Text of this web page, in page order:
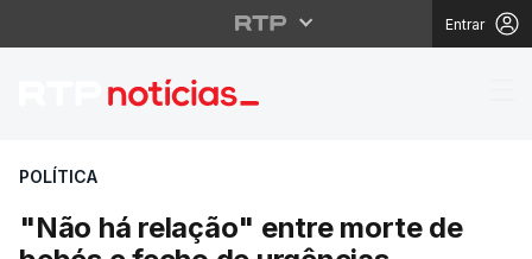
Entrar
"Não há relação"
POLÍTICA
"Não há relação" entre morte de